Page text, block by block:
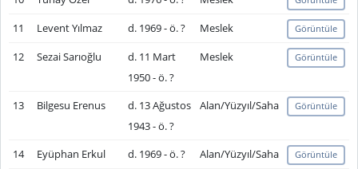
11 Levent Yılmaz d. 1969 - ö. ? Meslek Görüntüle
12 Sezai Sarıoğlu
d. 11 Mart
1950 - ö. ?
Meslek Görüntüle
13 Bilgesu Erenus
d. 13 Ağustos
1943 - ö. ?
Alan/Yüzyıl/Saha Görüntüle
14 Eyüphan Erkul d. 1969 - ö. ? Alan/Yüzyıl/Saha Görüntüle